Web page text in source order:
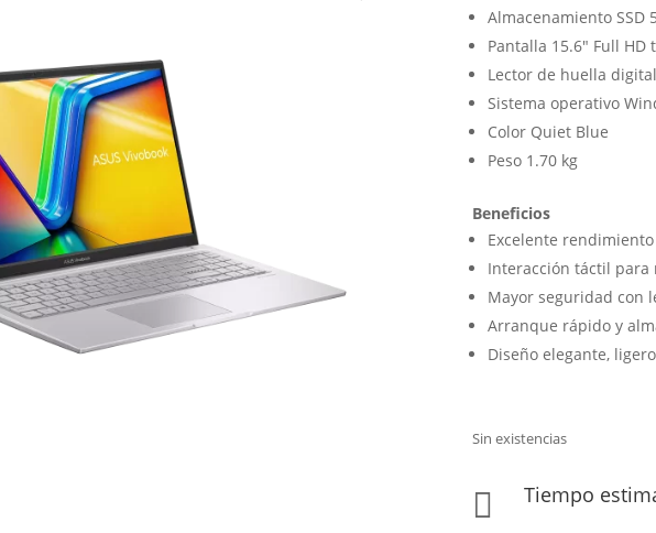
Almacenamiento SSD
Pantalla 15.6″ Full HD
Lector de huella digital
Sistema operativo
Color Quiet Blue
Peso 1.70 kg
Beneficios
Excelente
Interacción táctil para
Mayor seguridad con
Arranque rápido y
Diseño elegante,
Sin existencias
 Tiempo